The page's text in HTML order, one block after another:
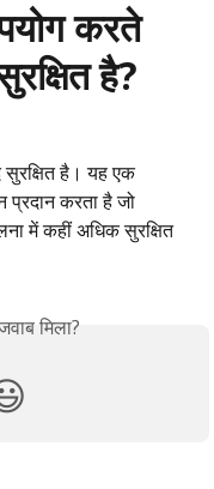
करते
है?
सुरक्षित है। यह एक
प्रदान करता है जो
में कहीं अधिक सुरक्षित
मिला?